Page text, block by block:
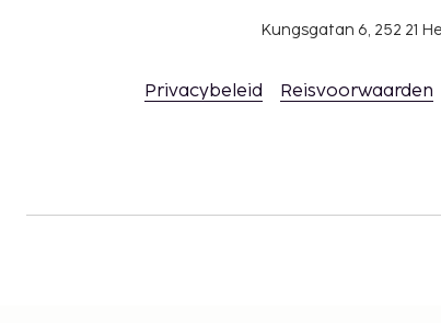
Kungsgatan 6, 252 21
Privacybeleid Reisvoorwaarden